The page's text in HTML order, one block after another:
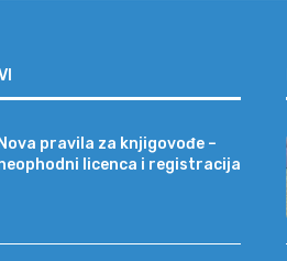
Nova pravila za knjigovođe –
licenca i registracija